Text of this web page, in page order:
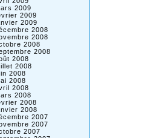
2009
2009
2009
2008
2008
2008
2008
2008
2008
2008
2008
2008
2008
2008
2008
2007
2007
2007